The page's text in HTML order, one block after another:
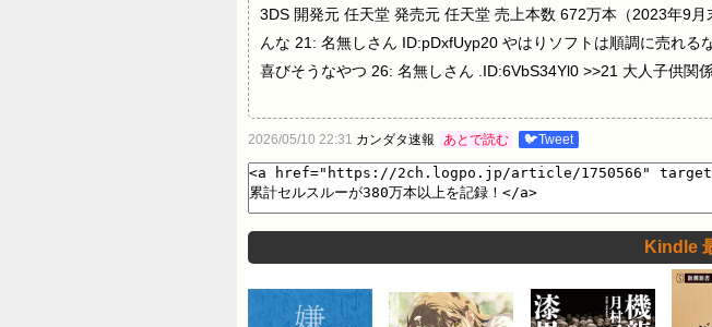
3DS 開発元 任天堂 発売元 任天堂 売上本数 672万本（2023年9
んな 21: 名無しさん ID:pDxfUyp20 やはりソフトは順調に売れ
喜びそうなやつ 26: 名無しさん .ID:6VbS34Yl0 >>21 大人子供関
2026/05/10 22:31 カンダタ速報 あとで読む 🐦Tweet
Kindle